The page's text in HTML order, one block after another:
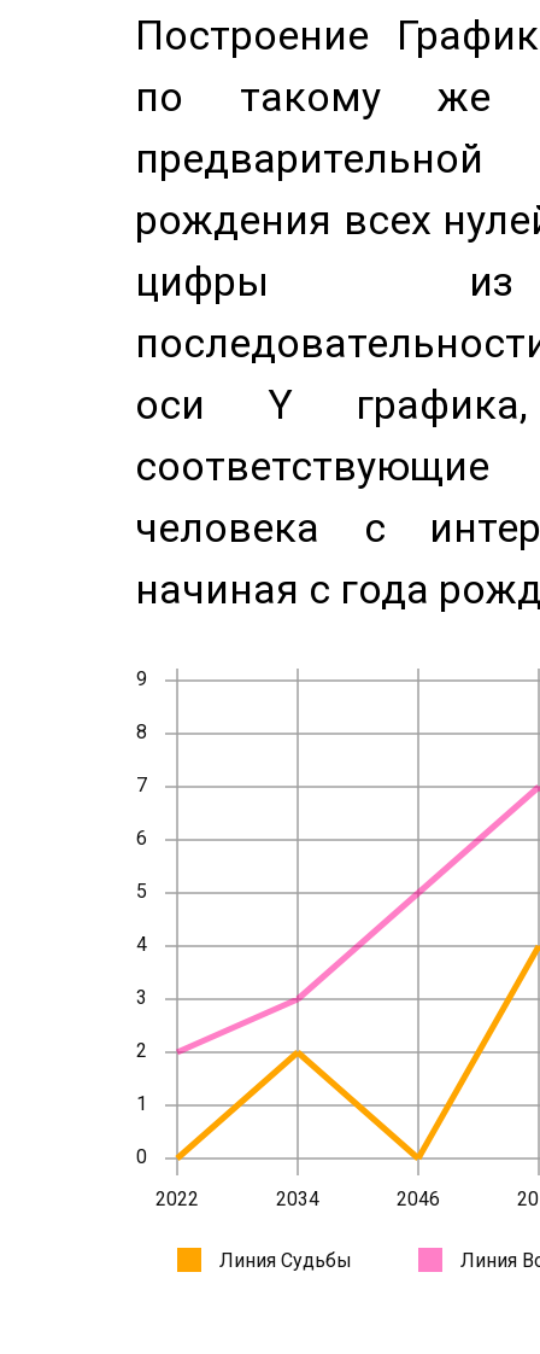
Построение
по такому же
рождения всех
цифры из
оси Y
человека с
начиная с года